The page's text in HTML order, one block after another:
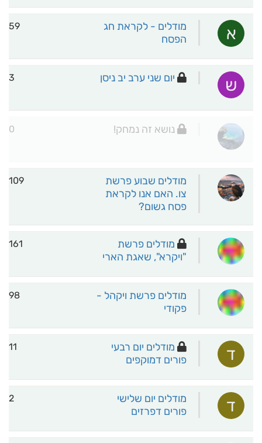
א
מודלים - לקראת חג
הפסח
59
ש יום שני ערב יב ניסן 3
נושא זה נמחק! 0
מודלים שבוע פרשת
צו. האם אנו לקראת
פסח גשום?
109
מודלים פרשת
"ויקרא", שאגת הארי
161
מודלים פרשת ויקהל -
פקודי
98
ד
מודלים יום רבעי
פורים דמוקפים
11
ד
מודלים יום שלישי
פורים דפרזים
2